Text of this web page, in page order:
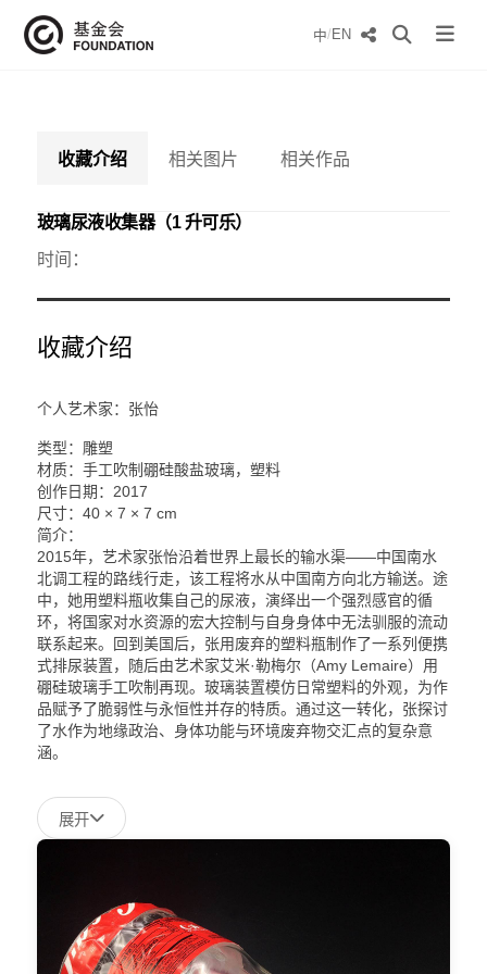
中/EN
收藏介绍 相关图片 相关作品
玻璃尿液收集器（1 升可乐）
时间：
收藏介绍
个人艺术家：张怡
类型：雕塑
材质：手工吹制硼硅酸盐玻璃，塑料
创作日期：2017
尺寸： 40 × 7 × 7 cm
简介：
2015年，艺术家张怡沿着世界上最长的输水渠——中国南水
北调工程的路线行走，该工程将水从中国南方向北方输送。途
中，她用塑料瓶收集自己的尿液，演绎出一个强烈感官的循
环，将国家对水资源的宏大控制与自身身体中无法驯服的流动
联系起来。回到美国后，张用废弃的塑料瓶制作了一系列便携
式排尿装置，随后由艺术家艾米·勒梅尔（Amy Lemaire）用
硼硅玻璃手工吹制再现。玻璃装置模仿日常塑料的外观，为作
品赋予了脆弱性与永恒性并存的特质。通过这一转化，张探讨
了水作为地缘政治、身体功能与环境废弃物交汇点的复杂意
涵。
展开